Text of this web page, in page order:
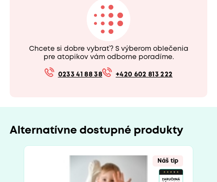
Chcete si dobre vybrať? S výberom oblečenia
pre atopikov vám odborne poradíme.
0233 41 88 38 +420 602 813 222
Alternatívne dostupné produkty
Náš tip